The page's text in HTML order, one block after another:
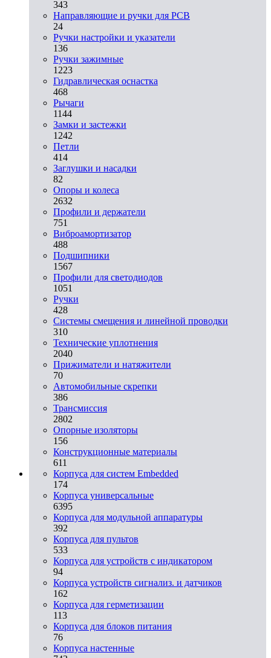
343
Направляющие и ручки для PCB
24
Ручки настройки и указатели
136
Ручки зажимные
1223
Гидравлическая оснастка
468
Рычаги
1144
Замки и застежки
1242
Петли
414
Заглушки и насадки
82
Опоры и колеса
2632
Профили и держатели
751
Виброамортизатор
488
Подшипники
1567
Профили для светодиодов
1051
Ручки
428
Системы смещения и линейной проводки
310
Технические уплотнения
2040
Прижиматели и натяжители
70
Автомобильные скрепки
386
Трансмиссия
2802
Опорные изоляторы
156
Конструкционные материалы
611
Корпуса для систем Embedded
174
Корпуса универсальные
6395
Корпуса для модульной аппаратуры
392
Корпуса для пультов
533
Корпуса для устройств с индикатором
94
Корпуса устройств сигнализ. и датчиков
162
Корпуса для герметизации
113
Корпуса для блоков питания
76
Корпуса настенные